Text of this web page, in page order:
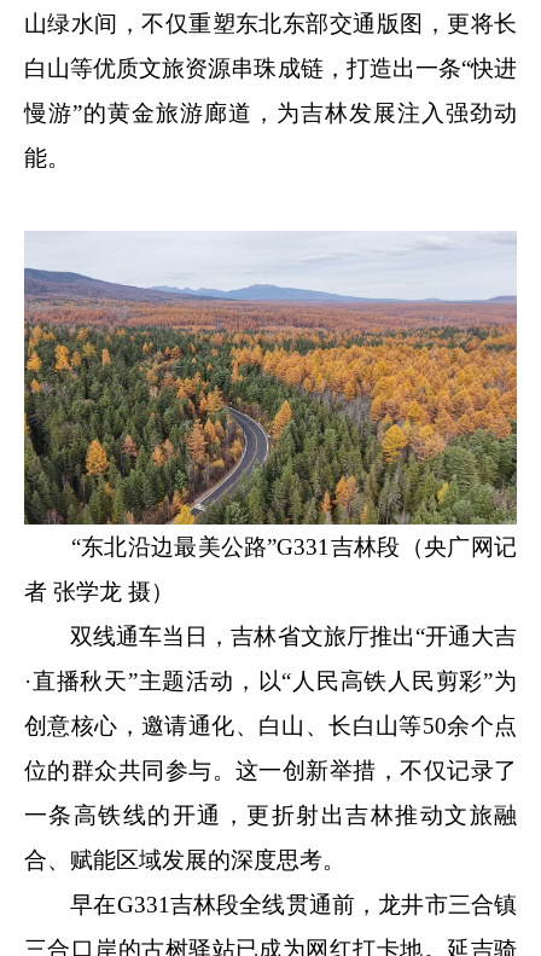
山绿水间，不仅重塑东北东部交通版图，更将长
白山等优质文旅资源串珠成链，打造出一条“快进
慢游”的黄金旅游廊道，为吉林发展注入强劲动
能。
“东北沿边最美公路”G331吉林段 （央广网记
者 张学龙 摄）
双线通车当日，吉林省文旅厅推出“开通大吉
·直播秋天”主题活动，以“人民高铁人民剪彩”为
创意核心，邀请通化、白山、长白山等50余个点
位的群众共同参与。这一创新举措，不仅记录了
一条高铁线的开通，更折射出吉林推动文旅融
合、赋能区域发展的深度思考。
早在G331吉林段全线贯通前，龙井市三合镇
三合口岸的古树驿站已成为网红打卡地。延吉骑